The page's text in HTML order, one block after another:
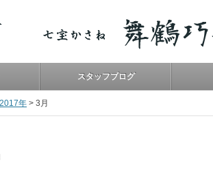
スタッフブログ
2017年 > 3月